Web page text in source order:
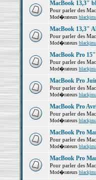
MacBook 13,3"
Pour parler des
Mod�rateurs
MacBook 13,3"
Pour parler des
Mod�rateurs
MacBook Pro
Pour parler des
Mod�rateurs
MacBook Pro
Pour parler des
Mod�rateurs
MacBook Pro
Pour parler des
Mod�rateurs
MacBook Pro
Pour parler des
Mod�rateurs
MacBook Pro
Pour parler des
Mod�rateurs